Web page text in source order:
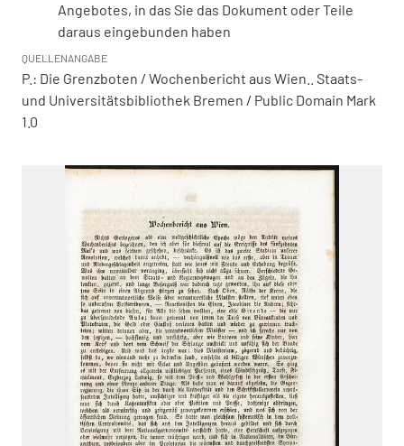
Angebotes, in das Sie das Dokument oder Teile
daraus eingebunden haben
QUELLENANGABE
P.: Die Grenzboten / Wochenbericht aus Wien.. Staats-
und Universitätsbibliothek Bremen / Public Domain Mark
1.0